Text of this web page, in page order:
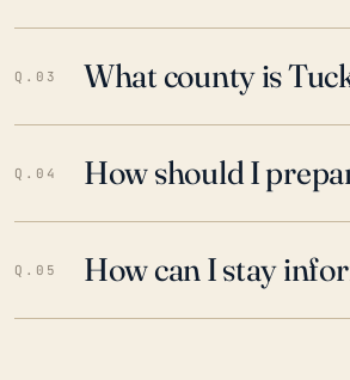
Q.03 What county is
Q.04 How should I
Q.05 How can I stay